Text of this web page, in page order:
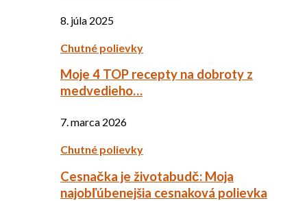
8. júla 2025
Chutné polievky
Moje 4 TOP recepty na dobroty z
medvedieho…
7. marca 2026
Chutné polievky
Cesnačka je životabudč: Moja
najobľúbenejšia cesnaková polievka